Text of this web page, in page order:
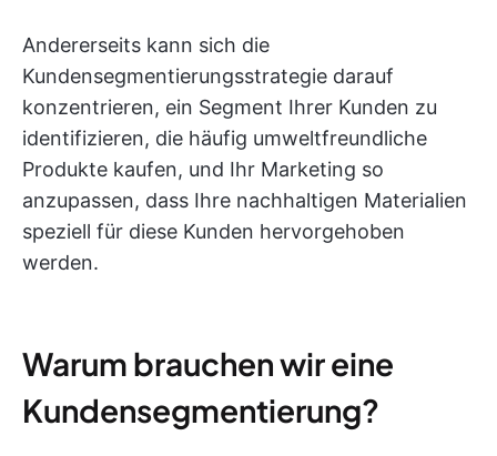
Andererseits kann sich die
Kundensegmentierungsstrategie darauf
konzentrieren, ein Segment Ihrer Kunden zu
identifizieren, die häufig umweltfreundliche
Produkte kaufen, und Ihr Marketing so
anzupassen, dass Ihre nachhaltigen Materialien
speziell für diese Kunden hervorgehoben
werden.
Warum brauchen wir eine
Kundensegmentierung?